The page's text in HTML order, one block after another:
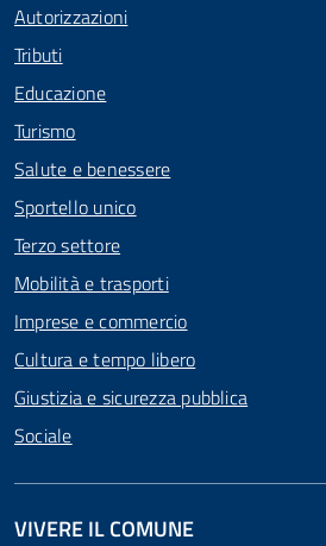
Autorizzazioni
Tributi
Educazione
Turismo
Salute e benessere
Sportello unico
Terzo settore
Mobilità e trasporti
Imprese e commercio
Cultura e tempo libero
Giustizia e sicurezza pubblica
Sociale
VIVERE IL COMUNE